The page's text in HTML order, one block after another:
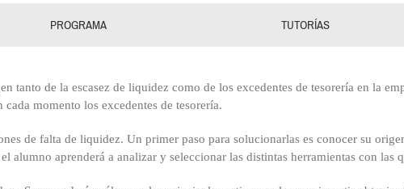
PROGRAMA TUTORÍAS
tanto de la escasez de liquidez como de los excedentes de tesorería en la
momento los excedentes de tesorería.
de falta de liquidez. Un primer paso para solucionarlas es conocer su
alumno aprenderá a analizar y seleccionar las distintas herramientas con